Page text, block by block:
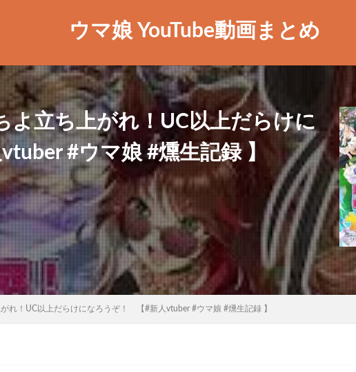
ウマ娘 YouTube動画まとめ
よ立ち上がれ！UC以上だらけに
#ウマ娘 #燻生記録 】
がれ！UC以上だらけになろうぞ！ 【#新人vtuber #ウマ娘 #燻生記録 】